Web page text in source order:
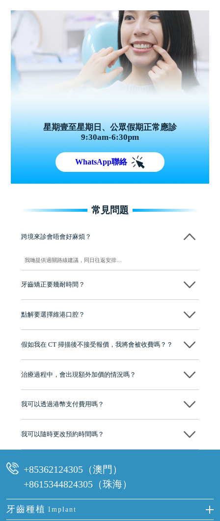
星期壹至星期日、公眾假期正常應診
9:30am-6:30pm
WhatsApp聯絡
常見問題
跨境來診會唔會好麻煩？
我哋提供過關路線建議，同日往返安排…
牙齒矯正要幾耐時間？
點解要選擇維港口腔？
牌」、「2025香港企業領袖品牌」，是諾貝爾種植系統全球放心植牙中
至今已服務超過三十個國家和地區的顧客，受到粵港澳大灣區及周邊城
有咨詢及服務保障中心，有任何問題都可以隨時預約免費咨詢，讓人十
假如我在 CT 掃描後不接受報價，我將會被收費嗎？？
治療過程中，會出現額外加價的情況嗎？
我可以透過港幣支付費用嗎？
我可以隨時更改預約時間嗎？
+85362124305（澳門）
+8615344824305（珠海）
牙齒種植 Implant